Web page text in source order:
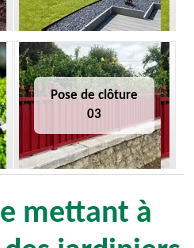
Pose de clôture
03
mettant à